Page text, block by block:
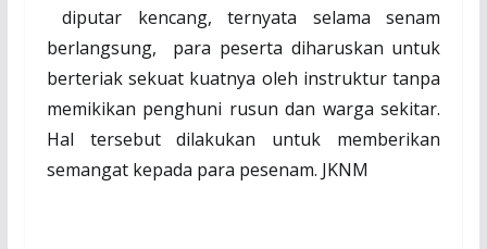
diputar kencang, ternyata selama senam
berlangsung,
para peserta diharuskan untuk
berteriak sekuat kuatnya oleh instruktur tanpa
memikikan penghuni rusun dan warga sekitar.
Hal tersebut dilakukan untuk memberikan
semangat kepada para pesenam. JKNM